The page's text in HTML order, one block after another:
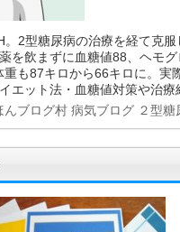
。2型糖尿病の治療を経て克服
を飲まずに血糖値88、ヘモ
も87キロから66キロに。実
エット法・血糖値対策や治療